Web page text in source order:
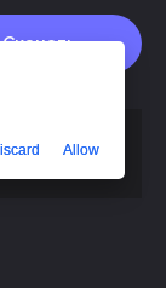
Скачать
я твой
Allow